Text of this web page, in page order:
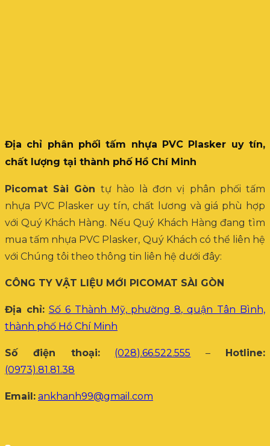
Địa chỉ phân phối tấm nhựa PVC Plasker uy tín,
chất lượng tại thành phố Hồ Chí Minh
Picomat Sài Gòn tự hào là đơn vị phân phối tấm
nhựa PVC Plasker uy tín, chất lương và giá phù hợp
với Quý Khách Hàng. Nếu Quý Khách Hàng đang tìm
mua tấm nhựa PVC Plasker, Quý Khách có thể liên hệ
với Chúng tôi theo thông tin liên hệ dưới đây:
CÔNG TY VẬT LIỆU MỚI PICOMAT SÀI GÒN
Địa chỉ: Số 6 Thành Mỹ, phường 8, quận Tân Bình,
thành phố Hồ Chí Minh
Số điện thoại: (028).66.522.555 – Hotline:
(0973).81.81.38
Email: ankhanh99@gmail.com